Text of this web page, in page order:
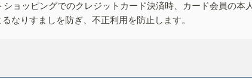
ョッピングでのクレジットカード決済時、カード会員の
なりすましを防ぎ、不正利用を防止します。